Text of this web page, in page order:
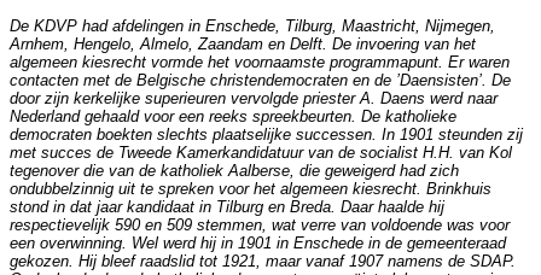
De KDVP had afdelingen in Enschede, Tilburg, Maastricht, Nijmegen,
Arnhem, Hengelo, Almelo, Zaandam en Delft. De invoering van het
algemeen kiesrecht vormde het voornaamste programmapunt. Er waren
contacten met de Belgische christendemocraten en de ’Daensisten’. De
door zijn kerkelijke superieuren vervolgde priester A. Daens werd naar
Nederland gehaald voor een reeks spreekbeurten. De katholieke
democraten boekten slechts plaatselijke successen. In 1901 steunden zij
met succes de Tweede Kamerkandidatuur van de socialist H.H. van Kol
tegenover die van de katholiek Aalberse, die geweigerd had zich
ondubbelzinnig uit te spreken voor het algemeen kiesrecht. Brinkhuis
stond in dat jaar kandidaat in Tilburg en Breda. Daar haalde hij
respectievelijk 590 en 509 stemmen, wat verre van voldoende was voor
een overwinning. Wel werd hij in 1901 in Enschede in de gemeenteraad
gekozen. Hij bleef raadslid tot 1921, maar vanaf 1907 namens de SDAP.